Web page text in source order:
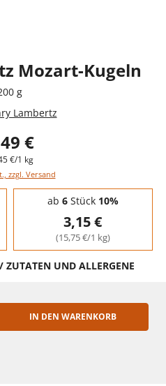
Mozart-Kugeln
g
Lambertz
€
€/1 kg
zzgl. Versand
ab 6Stück 10%
3,15 €
(15,75 €/1 kg)
ZUTATEN UND ALLERGENE
IN DEN WARENKORB